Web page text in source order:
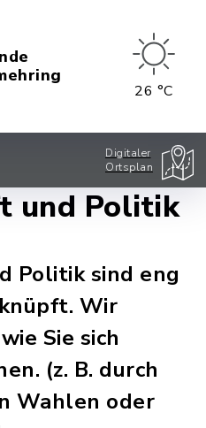
26 °C
Digitaler
Ortsplan
und Politik
Politik sind eng
Wir
Sie sich
(z. B. durch
Wahlen oder